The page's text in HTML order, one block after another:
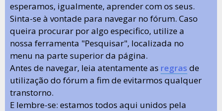
esperamos, igualmente, aprender com os seus.
Sinta-se à vontade para navegar no fórum. Caso
queira procurar por algo especifico, utilize a
nossa ferramenta "Pesquisar", localizada no
menu na parte superior da página.
Antes de navegar, leia atentamente as regras de
utilização do fórum a fim de evitarmos qualquer
transtorno.
E lembre-se: estamos todos aqui unidos pela